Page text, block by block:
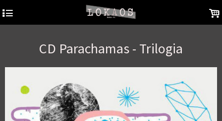
4 .
CD Parachamas - Trilogia